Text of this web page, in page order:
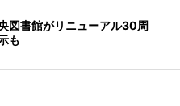
図書館がリニューアル30周
も